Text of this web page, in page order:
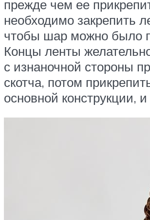
прежде чем ее
необходимо закрепить
чтобы шар можно было
Концы ленты
с изнаночной стороны
скотча, потом
основной конструкции,